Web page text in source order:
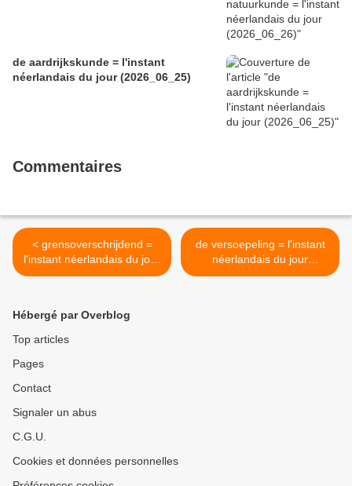
de aardrijkskunde = l'instant
néerlandais du jour (2026_06_25)
Commentaires
< grensoverschrijdend =
l'instant néerlandais du jour
(2025_01_10)
de versoepeling = l'instant
néerlandais du jour
(2025_01_14) >
Hébergé par Overblog
Top articles
Pages
Contact
Signaler un abus
C.G.U.
Cookies et données personnelles